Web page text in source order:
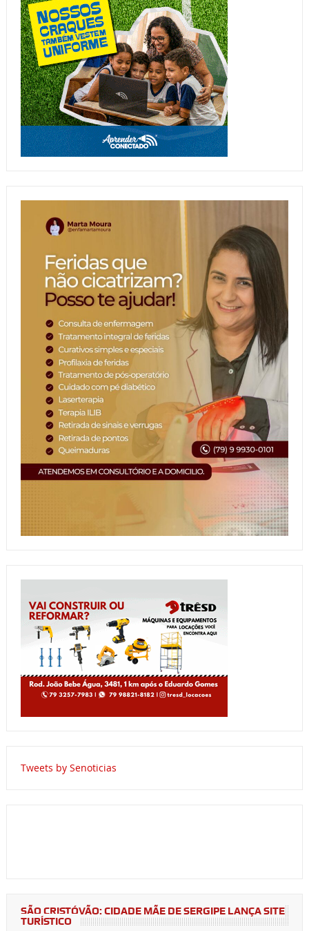
Tweets by Senoticias
SÃO CRISTÓVÃO: CIDADE MÃE DE SERGIPE LANÇA SITE
TURÍSTICO